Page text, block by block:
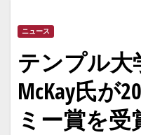
ニュース
テンプル
McKay氏が
ミー賞を受